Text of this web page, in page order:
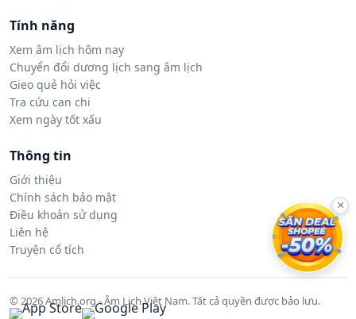
Tính năng
Xem âm lịch hôm nay
Chuyển đổi dương lịch sang âm lịch
Gieo quẻ hỏi việc
Tra cứu can chi
Xem ngày tốt xấu
Thông tin
Giới thiệu
Chính sách bảo mật
Điều khoản sử dụng
Liên hệ
Truyện cổ tích
© 2026 Amlich.org - Âm Lịch Việt Nam. Tất cả quyền được bảo lưu.
×